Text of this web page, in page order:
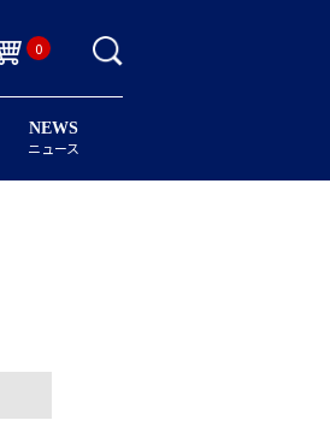
0
NEWS
ニュース